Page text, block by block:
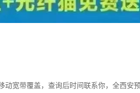
宽带覆盖，查询后时间联系你，全西安